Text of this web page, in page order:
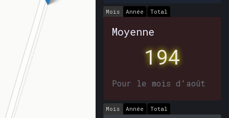
Mois Année Total
Moyenne
194
Pour le mois d'août
Mois Année Total